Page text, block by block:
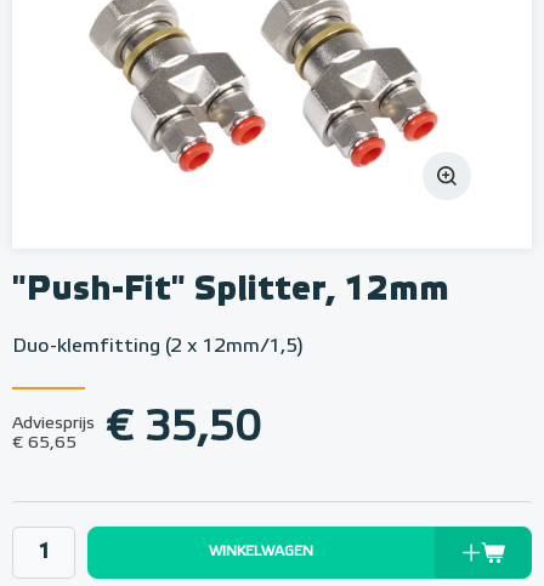
"Push-Fit" Splitter, 12mm
Duo-klemfitting (2 x 12mm/1,5)
Adviesprijs
€ 65,65
€ 35,50
WINKELWAGEN